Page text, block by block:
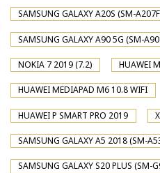
SAMSUNG GALAXY A20S (SM-
SAMSUNG GALAXY A90 5G (SM-
NOKIA 7 2019 (7.2) HUAWEI
HUAWEI MEDIAPAD M6 10.8 WIFI
HUAWEI P SMART PRO 2019
SAMSUNG GALAXY A5 2018 (SM-
SAMSUNG GALAXY S20 PLUS (SM-